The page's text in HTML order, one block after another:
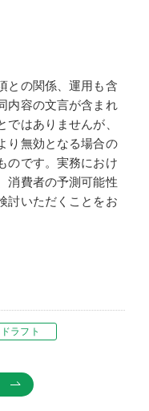
との関係、運用も含
内容の文言が含まれ
はありませんが、
り無効となる場合の
のです。実務におけ
消費者の予測可能性
討いただくことをお
ラフト